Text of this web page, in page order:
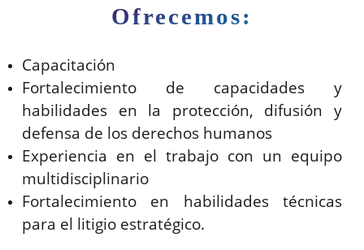
Ofrecemos:
Capacitación
Fortalecimiento de capacidades y
habilidades en la protección, difusión y
defensa de los derechos humanos
Experiencia en el trabajo con un equipo
multidisciplinario
Fortalecimiento en habilidades técnicas
para el litigio estratégico.